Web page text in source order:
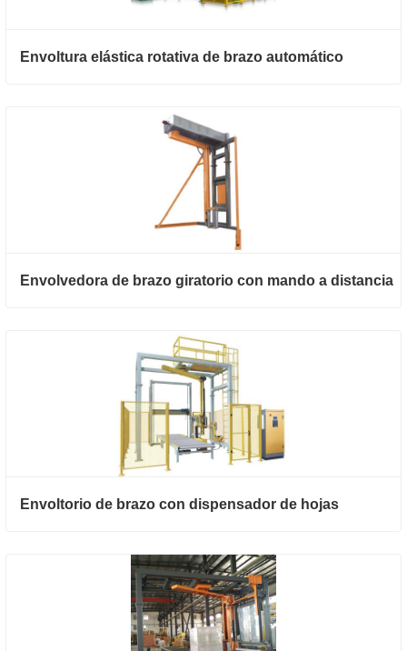
Envoltura elástica rotativa de brazo automático
Envolvedora de brazo giratorio con mando a distancia
Envoltorio de brazo con dispensador de hojas